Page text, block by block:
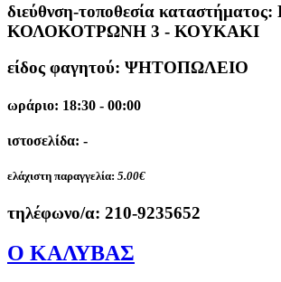
διεύθνση-τοποθεσία καταστήματος:
ΚΟΛΟΚΟΤΡΩΝΗ 3 - ΚΟΥΚΑΚΙ
είδος φαγητού: ΨΗΤΟΠΩΛΕΙΟ
ωράριο: 18:30 - 00:00
ιστοσελίδα: -
ελάχιστη παραγγελία: 5.00€
τηλέφωνο/α: 210-9235652
Ο ΚΑΛΥΒΑΣ